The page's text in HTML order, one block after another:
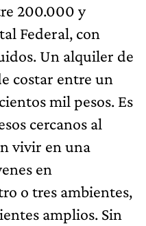
200.000 y
Federal, con
Un alquiler de
costar entre un
mil pesos. Es
cercanos al
vivir en una
en
o tres ambientes,
amplios. Sin